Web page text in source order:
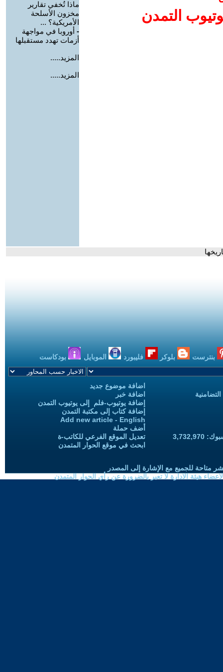
التمدن
ماذا تُخفي تقارير
مخزون الأسلحة
الأمريكية؟ ...
- أوروبا في مواجهة
أزمات تهدد مستقبلها
المزيد.....
المزيد.....
بنترست بلوكر فليبورد الموبايل بودكاست
اضافة موضوع جديد
اضافة خبر
إضافة يوتيوب-فلم إلى يوتيوب التمدن
إضافة كتاب إلى مكتبة التمدن
Add new article - English
أضف حملة
تعديل الموقع الفرعي للكاتب-ة
ابحث في موقع الحوار المتمدن
متاحة للجميع مع الإشارة إلى المصدر
هيئة الادارة لا تعبر بالضرورة عن رأي الحوار المتمدن